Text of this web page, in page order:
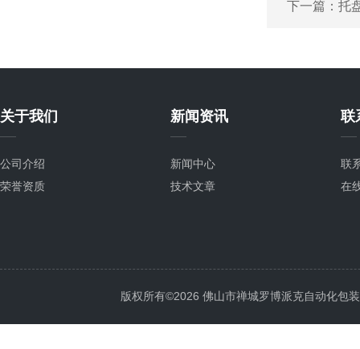
下一篇： 托
关于我们
公司介绍
荣誉资质
新闻资讯
新闻中心
技术文章
联
联
在
版权所有©2026 佛山市禅城罗博派克自动化